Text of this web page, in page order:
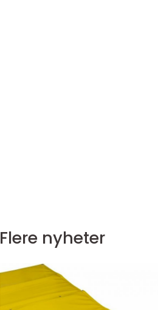
Flere nyheter